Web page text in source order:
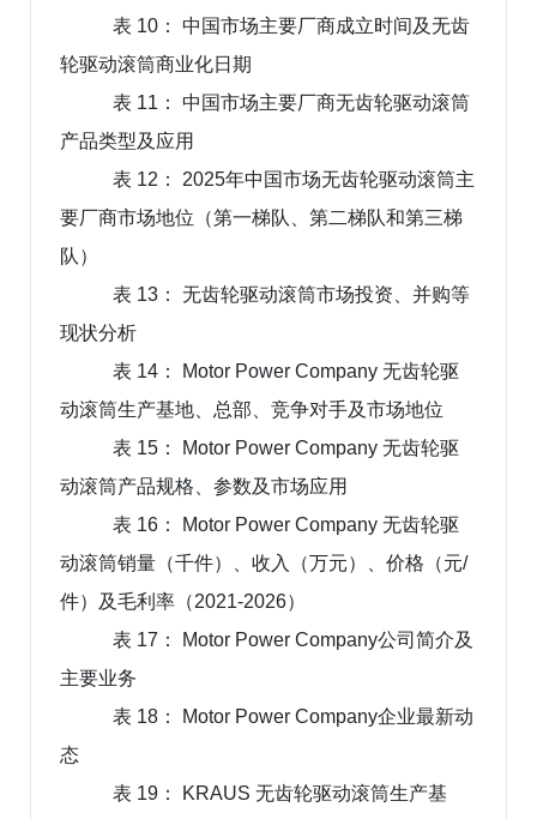
表 10： 中国市场主要厂商成立时间及无齿
轮驱动滚筒商业化日期
表 11： 中国市场主要厂商无齿轮驱动滚筒
产品类型及应用
表 12： 2025年中国市场无齿轮驱动滚筒主
要厂商市场地位（第一梯队、第二梯队和第三梯
队）
表 13： 无齿轮驱动滚筒市场投资、并购等
现状分析
表 14： Motor Power Company 无齿轮驱
动滚筒生产基地、总部、竞争对手及市场地位
表 15： Motor Power Company 无齿轮驱
动滚筒产品规格、参数及市场应用
表 16： Motor Power Company 无齿轮驱
动滚筒销量（千件）、收入（万元）、价格（元/
件）及毛利率（2021-2026）
表 17： Motor Power Company公司简介及
主要业务
表 18： Motor Power Company企业最新动
态
表 19： KRAUS 无齿轮驱动滚筒生产基